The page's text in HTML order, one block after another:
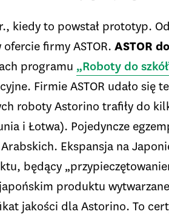
kiedy to powstał prototyp.
ofercie firmy ASTOR.ASTOR
programu „Roboty do
Firmie ASTOR udało się
roboty Astorino trafiły do
i Łotwa). Pojedyncze
Ekspansja na
będący
produktu
jakości dla Astorino. To